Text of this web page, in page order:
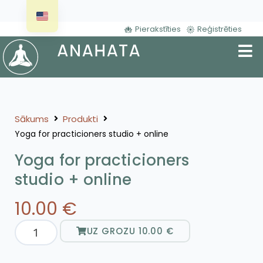
Pierakstīties Reģistrēties
Sākums Produkti
Yoga for practicioners studio + online
Yoga for practicioners
studio + online
10.00 €
UZ GROZU 10.00 €